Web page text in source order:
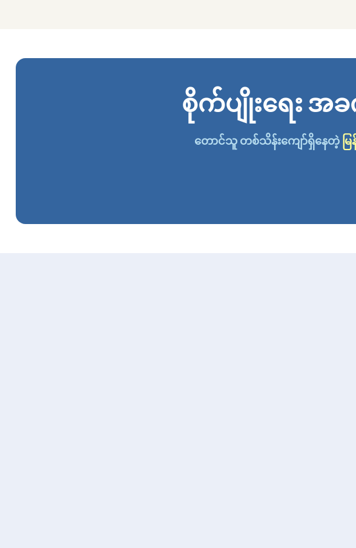
စိုက်ပျိုးရေး
တောင်သူ တစ်သိန်းကျော်ရှိနေတဲ့ မ